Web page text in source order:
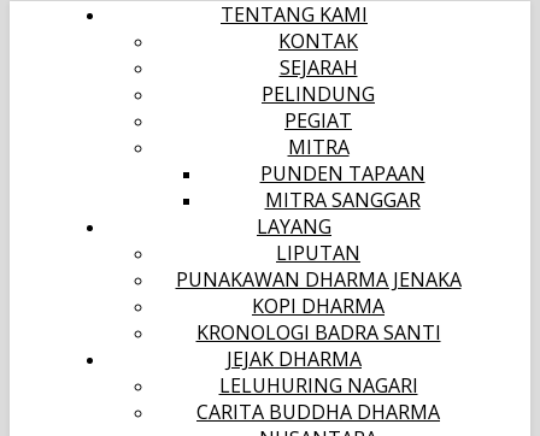
TENTANG KAMI
KONTAK
SEJARAH
PELINDUNG
PEGIAT
MITRA
PUNDEN TAPAAN
MITRA SANGGAR
LAYANG
LIPUTAN
PUNAKAWAN DHARMA JENAKA
KOPI DHARMA
KRONOLOGI BADRA SANTI
JEJAK DHARMA
LELUHURING NAGARI
CARITA BUDDHA DHARMA